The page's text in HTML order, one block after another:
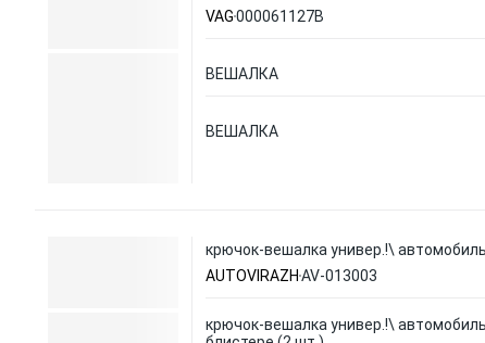
VAG000061127B
ВЕШАЛКА
ВЕШАЛКА
крючок-вешалка универ.!\
AUTOVIRAZH AV-013003
крючок-вешалка универ.!\